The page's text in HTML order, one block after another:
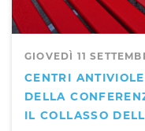
GIOVEDÌ 11
CENTRI
DELLA
IL COLLASSO